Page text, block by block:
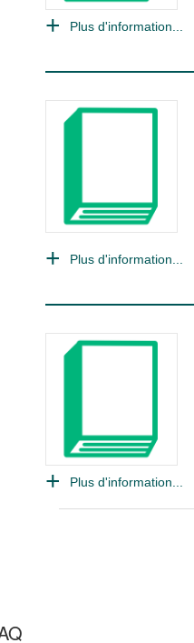
Plus d'information...
Plus d'information...
Plus d'information...